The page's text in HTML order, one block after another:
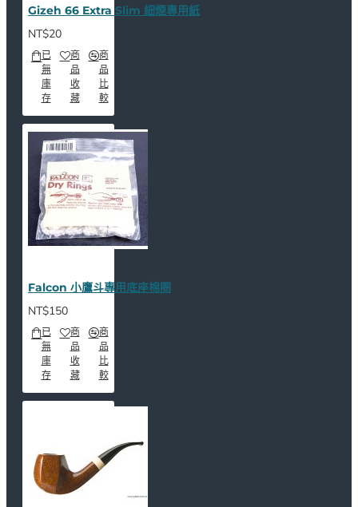
Gizeh 66 Extra Slim 細煙專用紙
NT$20
已
無
庫
存
商
品
收
藏
商
品
比
較
Falcon 小鷹斗專用底座棉圈
NT$150
已
無
庫
存
商
品
收
藏
商
品
比
較